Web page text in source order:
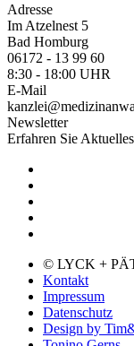
Adresse
Im Atzelnest 5
Bad Homburg
06172 - 13 99 60
8:30 - 18:00 UHR
E-Mail
Newsletter
Erfahren Sie
© LYCK +
Kontakt
Impressum
Datenschutz
Design by